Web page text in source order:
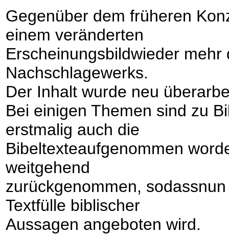
Gegenüber dem früheren
einem veränderten
Erscheinungsbildwieder
Nachschlagewerks.
Der Inhalt wurde neu
Bei einigen Themen sind zu
erstmalig auch die
Bibeltexteaufgenommen
weitgehend
zurückgenommen,
Textfülle biblischer
Aussagen angeboten wird.